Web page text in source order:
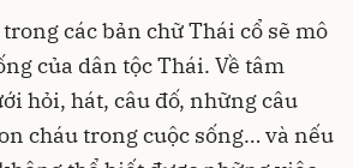
các bản chữ Thái cổ sẽ mô
của dân tộc Thái. Về tâm
hỏi, hát, câu đố, những câu
cháu trong cuộc sống… và nếu